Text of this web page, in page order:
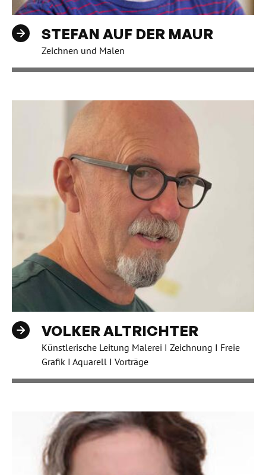
STEFAN AUF DER MAUR
Zeichnen und Malen
VOLKER ALTRICHTER
Künstlerische Leitung Malerei I Zeichnung I Freie
Grafik I Aquarell I Vorträge